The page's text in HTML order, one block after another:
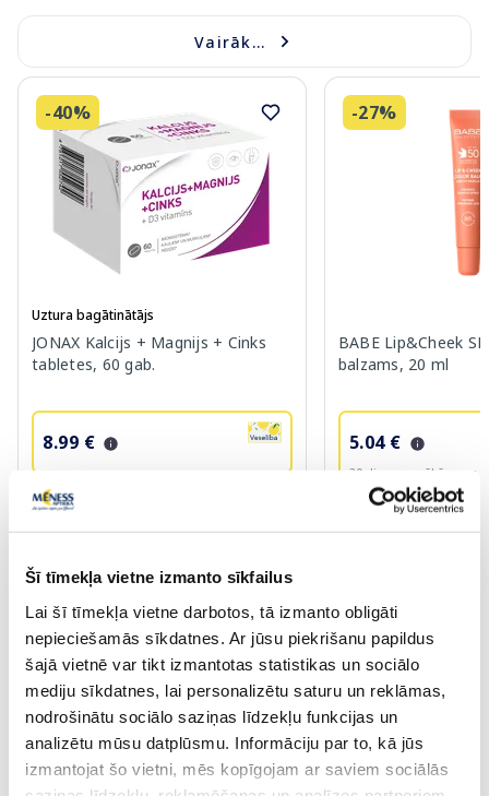
Šī tīmekļa vietne izmanto sīkfailus
Lai šī tīmekļa vietne darbotos, tā izmanto obligāti
nepieciešamās sīkdatnes. Ar jūsu piekrišanu papildus
šajā vietnē var tikt izmantotas statistikas un sociālo
mediju sīkdatnes, lai personalizētu saturu un reklāmas,
nodrošinātu sociālo saziņas līdzekļu funkcijas un
analizētu mūsu datplūsmu. Informāciju par to, kā jūs
izmantojat šo vietni, mēs kopīgojam ar saviem sociālās
Vairāk...
-40%
Uztura bagātinātājs
JONAX Kalcijs + Magnijs + Cinks
tabletes, 60 gab.
8.99 €
14.99 €
Standarta cena: 14.99 €
-27%
BABE Lip&Cheek
balzams, 20 ml
5.04 €
30 dienu zemākā cena:
12.59 €
Page 1 of 10
Labsajūta vēderā ar Enterol
Enterol sastāvā esošās labvēlīgās baktērijas rada reakcijas, kas
līdzinās normālas veselīgas zarnu floras aizsargājošajai